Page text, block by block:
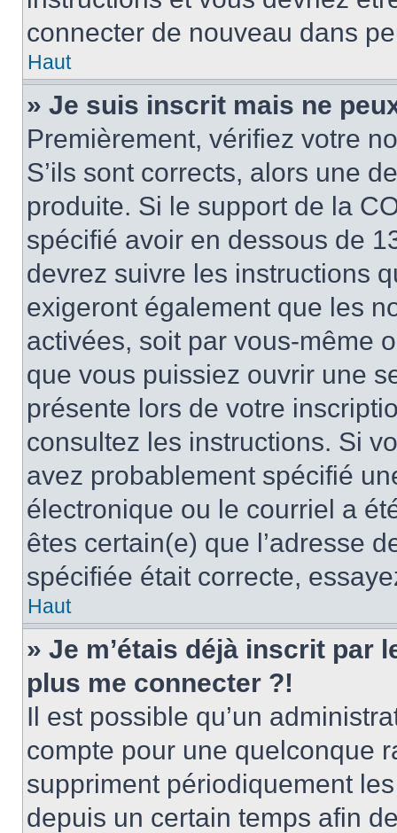
connecter de nouveau dans
Haut
» Je suis inscrit mais ne
Premièrement, vérifiez votre
S’ils sont corrects, alors une
produite. Si le support de la
spécifié avoir en dessous de
devrez suivre les instructions
exigeront également que les
activées, soit par vous-même
que vous puissiez ouvrir une
présente lors de votre
consultez les instructions. Si
avez probablement spécifié
électronique ou le courriel a
êtes certain(e) que l’adresse
spécifiée était correcte,
Haut
» Je m’étais déjà inscrit par
plus me connecter ?!
Il est possible qu’un
compte pour une quelconque
suppriment périodiquement
depuis un certain temps afin